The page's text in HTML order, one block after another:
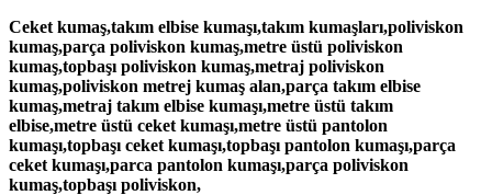
Ceket kumaş,takım elbise kumaşı,takım kumaşları,poliviskon
kumaş,parça poliviskon kumaş,metre üstü poliviskon
kumaş,topbaşı poliviskon kumaş,metraj poliviskon
kumaş,poliviskon metrej kumaş alan,parça takım elbise
kumaş,metraj takım elbise kumaşı,metre üstü takım
elbise,metre üstü ceket kumaşı,metre üstü pantolon
kumaşı,topbaşı ceket kumaşı,topbaşı pantolon kumaşı,parça
ceket kumaşı,parca pantolon kumaşı,parça poliviskon
kumaş,topbaşı poliviskon,